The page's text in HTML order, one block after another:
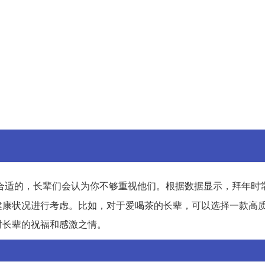
的，长辈们会认为你不够重视他们。根据数据显示，拜年时
状况进行考虑。比如，对于爱喝茶的长辈，可以选择一款高
辈的祝福和感激之情。